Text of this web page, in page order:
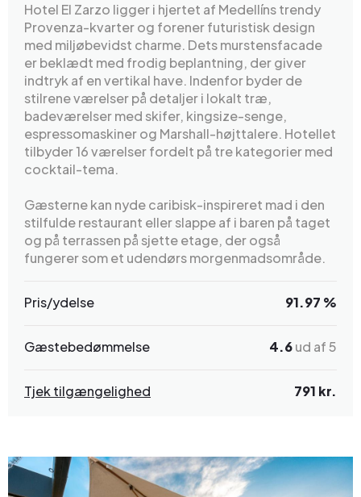
Hotel El Zarzo ligger i hjertet af Medellíns trendy
Provenza-kvarter og forener futuristisk design
med miljøbevidst charme. Dets murstensfacade
er beklædt med frodig beplantning, der giver
indtryk af en vertikal have. Indenfor byder de
stilrene værelser på detaljer i lokalt træ,
badeværelser med skifer, kingsize-senge,
espressomaskiner og Marshall-højttalere. Hotellet
tilbyder 16 værelser fordelt på tre kategorier med
cocktail-tema.
Gæsterne kan nyde caribisk-inspireret mad i den
stilfulde restaurant eller slappe af i baren på taget
og på terrassen på sjette etage, der også
fungerer som et udendørs morgenmadsområde.
Pris/ydelse 91.97 %
Gæstebedømmelse 4.6ud af 5
Tjek tilgængelighed 791 kr.